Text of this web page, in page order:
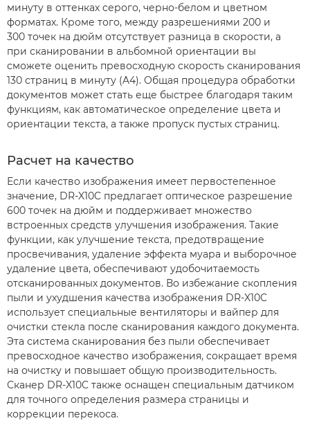
минуту в оттенках серого, черно-белом и цветном
форматах. Кроме того, между разрешениями 200 и
300 точек на дюйм отсутствует разница в скорости, а
при сканировании в альбомной ориентации вы
сможете оценить превосходную скорость сканирования
130 страниц в минуту (A4). Общая процедура обработки
документов может стать еще быстрее благодаря таким
функциям, как автоматическое определение цвета и
ориентации текста, а также пропуск пустых страниц.
Расчет на качество
Если качество изображения имеет первостепенное
значение, DR-X10C предлагает оптическое разрешение
600 точек на дюйм и поддерживает множество
встроенных средств улучшения изображения. Такие
функции, как улучшение текста, предотвращение
просвечивания, удаление эффекта муара и выборочное
удаление цвета, обеспечивают удобочитаемость
отсканированных документов. Во избежание скопления
пыли и ухудшения качества изображения DR-X10C
использует специальные вентиляторы и вайпер для
очистки стекла после сканирования каждого документа.
Эта система сканирования без пыли обеспечивает
превосходное качество изображения, сокращает время
на очистку и повышает общую производительность.
Сканер DR-X10C также оснащен специальным датчиком
для точного определения размера страницы и
коррекции перекоса.